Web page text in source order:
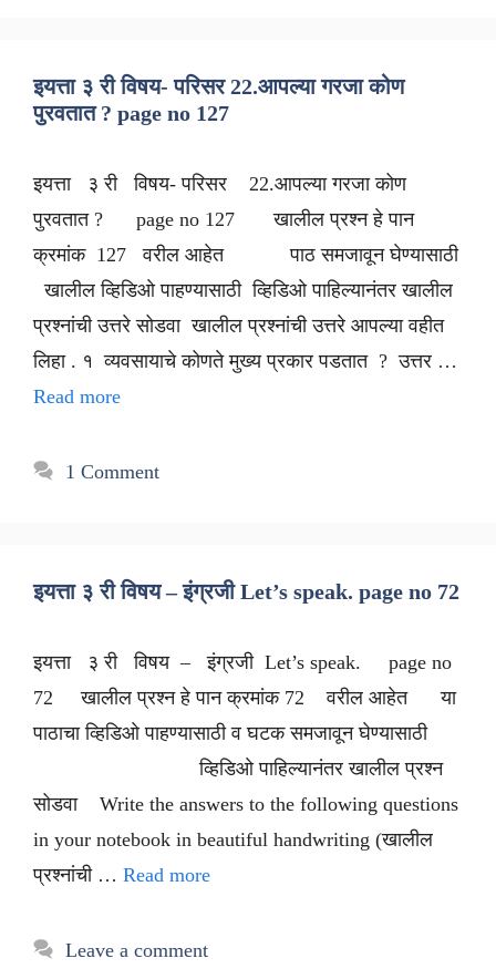
इयत्ता ३ री विषय- परिसर 22.आपल्या गरजा कोण
पुरवतात ? page no 127
इयत्ता ३ री विषय- परिसर 22.आपल्या गरजा कोण
पुरवतात ? page no 127 खालील प्रश्न हे पान
क्रमांक 127 वरील आहेत पाठ समजावून घेण्यासाठी
खालील व्हिडिओ पाहण्यासाठी व्हिडिओ पाहिल्यानंतर खालील
प्रश्नांची उत्तरे सोडवा खालील प्रश्नांची उत्तरे आपल्या वहीत
लिहा . १ व्यवसायाचे कोणते मुख्य प्रकार पडतात ? उत्तर …
Read more
1 Comment
इयत्ता ३ री विषय – इंग्रजी Let’s speak. page no 72
इयत्ता ३ री विषय – इंग्रजी Let’s speak. page no
72 खालील प्रश्न हे पान क्रमांक 72 वरील आहेत या
पाठाचा व्हिडिओ पाहण्यासाठी व घटक समजावून घेण्यासाठी
व्हिडिओ पाहिल्यानंतर खालील प्रश्न
सोडवा Write the answers to the following questions
in your notebook in beautiful handwriting (खालील
प्रश्नांची … Read more
Leave a comment